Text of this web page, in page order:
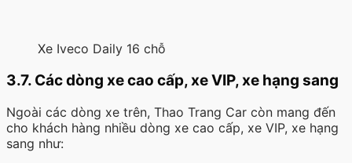
Xe Iveco Daily 16 chỗ
3.7. Các dòng xe cao cấp, xe VIP, xe hạng sang
Ngoài các dòng xe trên, Thao Trang Car còn mang đến
cho khách hàng nhiều dòng xe cao cấp, xe VIP, xe hạng
sang như: